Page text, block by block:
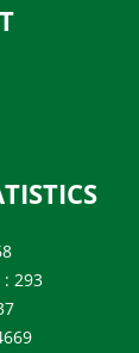
: 293